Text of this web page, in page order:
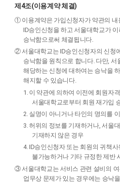
제4조(이용계약 체결)
① 이용계약은 가입신청자가 약관의 내
ID승인신청을 하고 서울대학교가
승낙함으로써 체결됩니다.
② 서울대학교는 ID승인신청자의 신청
승낙함을 원칙으로 합니다. 다만, 서
해당하는 신청에 대하여는 승낙을
해지할 수 있습니다.
1. 이 약관에 의하여 이전에 회원자
서울대학교로부터 회원 재가입
2. 실명이 아니거나 타인의 명의를
3. 허위의 정보를 기재하거나, 서울
기재하지 않은 경우
4. ID승인신청자 또는 회원의 귀책
불가능하거나 기타 규정한 제반
③ 서울대학교는 서비스 관련 설비의
업무상 문제가 있는 경우에는 승낙